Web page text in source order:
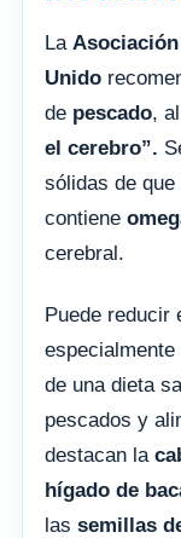
La
Unido
de pescado,
el cerebro”.
sólidas de
contiene
cerebral.
Puede reducir
de una dieta
pescados y
destacan la
hígado de
las semillas